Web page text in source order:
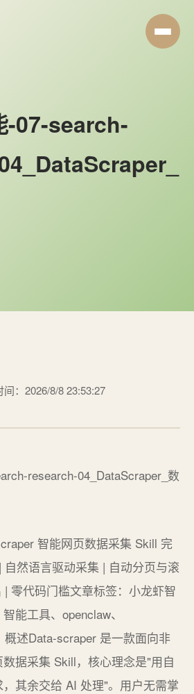
-07-search-
间：2026/8/8 23:53:27
智能网页数据采集 Skill 完
然语言驱动采集 | 自动分页与滚
零代码门槛文章标签：小龙虾智
能工具、openclaw、
概述Data-scraper 是一款面向非
据采集 Skill，核心理念是"用自
其余交给 AI 处理"。用户无需掌